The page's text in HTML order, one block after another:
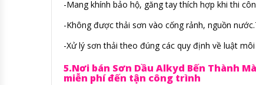
-Mang khính bảo hộ, găng tay thích hợp khi thi
-Không được thải sơn vào cống rảnh, nguồn
-Xử lý sơn thải theo đúng các quy định về luật
5.Nơi bán Sơn Dầu Alkyd Bến Thành
miễn phí đến tận công trình